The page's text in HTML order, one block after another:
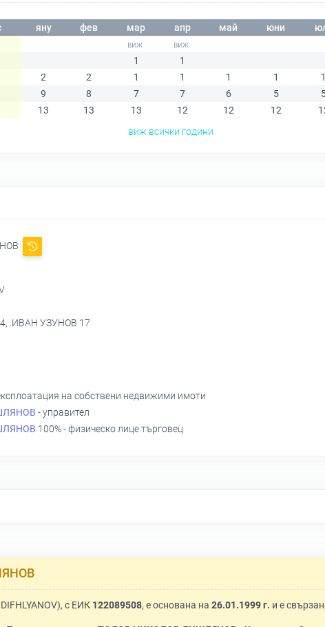
яну фев мар апр май юни
1
1
2 2 1 1 1 1
9 8 7 7 6 5
13 13 13 12 12 12
виж всички години
.ИВАН УЗУНОВ 17
на собствени недвижими имоти
- управител
100% - физическо лице търговец
с ЕИК 122089508, е основана на 26.01.1999 г. и е